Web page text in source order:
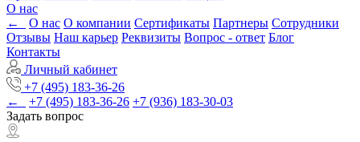
О нас
←
О нас О компании Сертификаты Партнеры Сотрудники
Отзывы Наш карьер Реквизиты Вопрос - ответ Блог
Контакты
Личный кабинет
+7 (495) 183-36-26
←
+7 (495) 183-36-26 +7 (936) 183-30-03
Задать вопрос